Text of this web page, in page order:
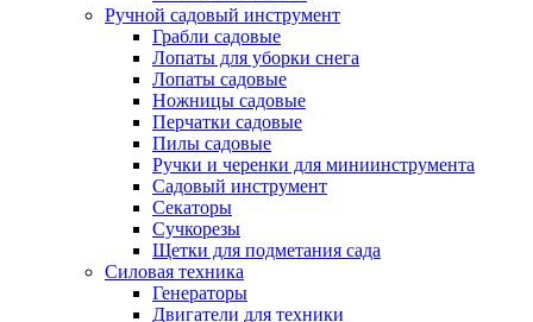
Ручной садовый инструмент
Грабли садовые
Лопаты для уборки снега
Лопаты садовые
Ножницы садовые
Перчатки садовые
Пилы садовые
Ручки и черенки для миниинструмента
Садовый инструмент
Секаторы
Сучкорезы
Щетки для подметания сада
Силовая техника
Генераторы
Двигатели для техники